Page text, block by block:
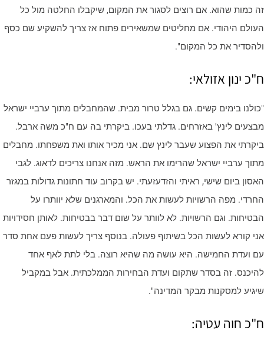
כמות שהוא. אם רוצים לסגור את המקום, שיקבלו החלטה מול כל
היהודי. אם מחליטים שמשאירים פתוח אז צריך להשקיע שם כסף
את כל המקום".
ינון אזולאי:
בימים קשים. גם בגלל טרור מבית. שהמחבלים מתוך ערביי ישראל
לינץ' באזרחים. גדלתי בעכו. ביקרתי בה עם ח"כ משה ארבל.
את הפצוע שעבר לינץ שם. אני מכיר אותו ואת משפחתו. מחבלים
ערביי ישראל שהרימו את הראש. מזה אנחנו צריכים לדאוג. לגבי
ביום שישי, ראיתי והזדעזעתי. יש בקרוב עוד חתונות גדולות במגזר
מפה הרשויות לעשות את הכל. והמארגנים שלא יוותרו על
וגם הרשויות. לא לוותר על שום דבר בבטיחות. לאותן חסידויות
קורא לעשות הכל בשיתוף פעולה. בנוסף צריך לעשות פעם אחת סדר
ועדת החמישה. היא עושה מה שהיא רוצה. בלי לתת לאף אחד
זה בסדר שתקום ועדת הבחירות הממלכתית. אבל במקביל
למסקנות מבקר המדינה".
חוה עטיה: